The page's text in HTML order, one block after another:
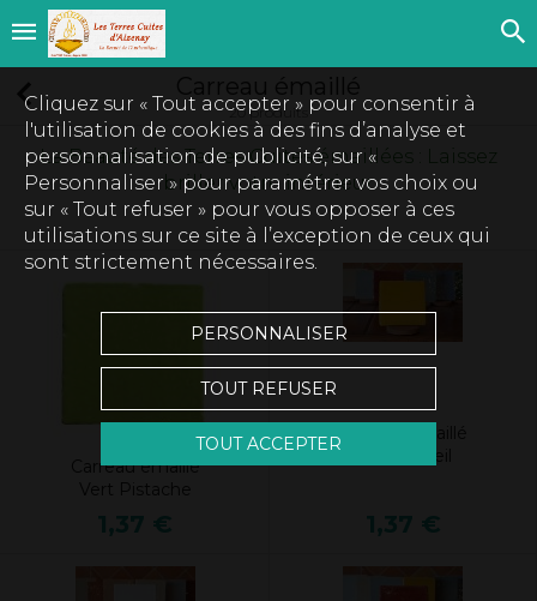
20 produits
La Beauté des Terres Cuites émaillées : Laissez
briller votre intérieur
Carreau émaillé
1,37 €
Carreau émaillé
1,37 €
Cliquez sur « Tout accepter » pour consentir à
l'utilisation de cookies à des fins d’analyse et
personnalisation de publicité, sur «
Personnaliser » pour paramétrer vos choix ou
sur « Tout refuser » pour vous opposer à ces
utilisations sur ce site à l’exception de ceux qui
sont strictement nécessaires.
PERSONNALISER
TOUT REFUSER
TOUT ACCEPTER